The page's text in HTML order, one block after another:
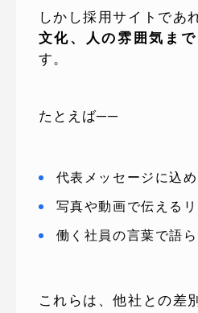
しかし採用サイトであ
文化、人の雰囲気ま
す。
たとえば──
代表メッセージに込め
写真や動画で伝える
働く社員の言葉で語
これらは、他社との差